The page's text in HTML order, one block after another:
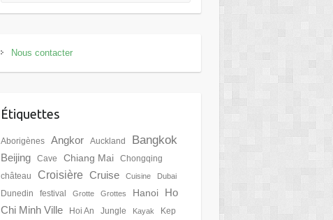
Nous contacter
Étiquettes
Aborigènes Angkor Auckland Bangkok
Beijing Cave Chiang Mai
Chongqing
château
Croisière Cruise Cuisine Dubai
Dunedin festival Grotte Grottes Hanoi
Ho
Chi Minh Ville
Hoi An Jungle Kayak Kep